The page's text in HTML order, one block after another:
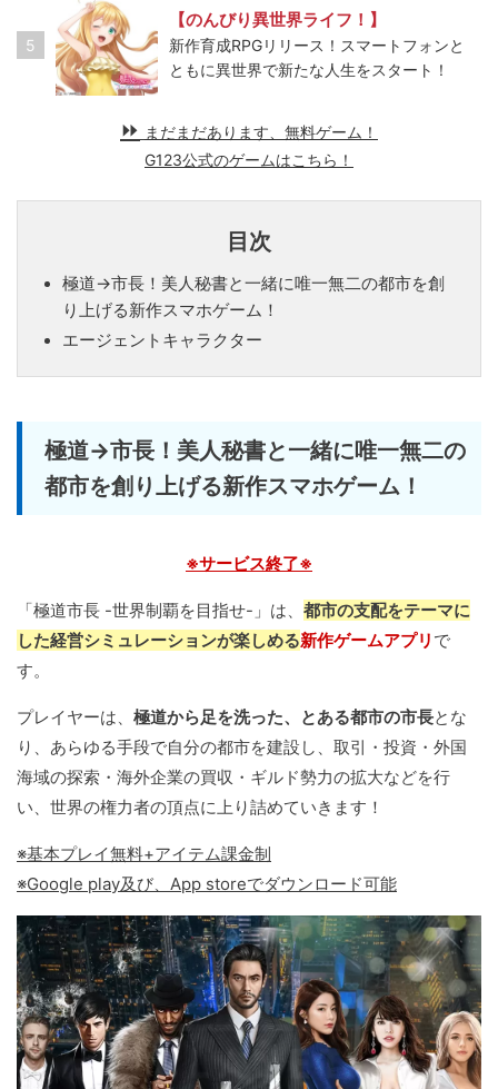
5
【のんびり異世界ライフ！】
新作育成RPGリリース！スマートフォンと
ともに異世界で新たな人生をスタート！
まだまだあります、無料ゲーム！
G123公式のゲームはこちら！
目次
極道→市長！美人秘書と一緒に唯一無二の都市を創
り上げる新作スマホゲーム！
エージェントキャラクター
極道→市長！美人秘書と一緒に唯一無二の
都市を創り上げる新作スマホゲーム！
※サービス終了※
「極道市長 -世界制覇を目指せ-」は、 都市の支配をテーマに
した経営シミュレーションが楽しめる新作ゲームアプリ で
す。
プレイヤーは、 極道から足を洗った、とある都市の市長とな
り、あらゆる手段で自分の都市を建設し、取引・投資・外国
海域の探索・海外企業の買収・ギルド勢力の拡大などを行
い、世界の権力者の頂点に上り詰めていきます！
※基本プレイ無料+アイテム課金制
※Google play及び、App storeでダウンロード可能